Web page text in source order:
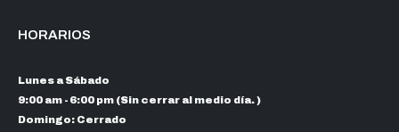
HORARIOS
Lunes a Sábado
9:00 am - 6:00 pm (Sin cerrar al medio día. )
Domingo: Cerrado